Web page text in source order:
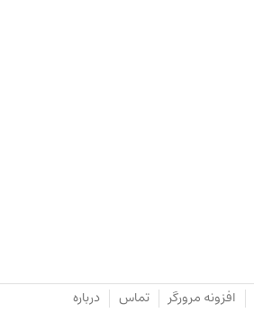
افزونه مرورگر تماس درباره